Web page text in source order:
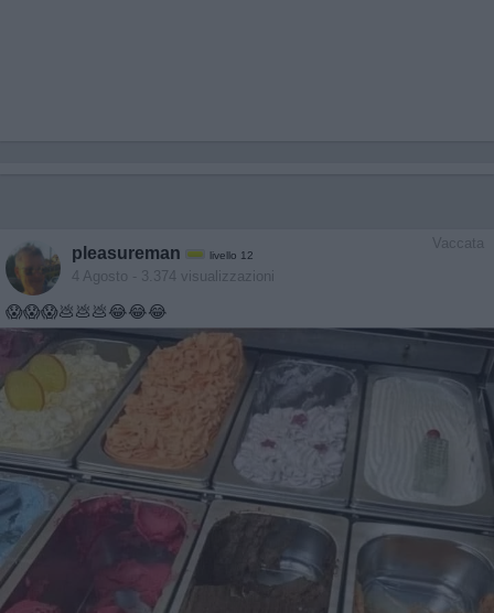
Vaccata
pleasureman livello 12
4 Agosto - 3.374 visualizzazioni
😱😱😱💩💩💩😂😂😂